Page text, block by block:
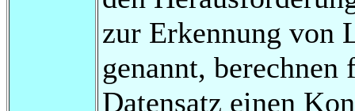
zur Erkennung von
genannt,
Datensatz einen